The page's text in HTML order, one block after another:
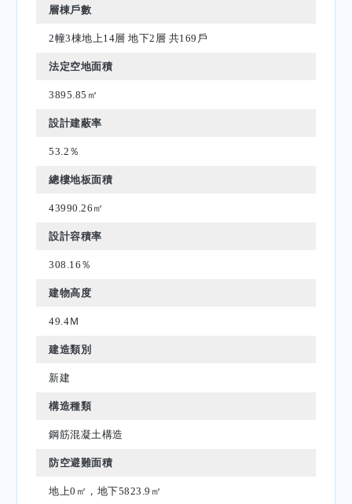
層棟戶數
2幢3棟地上14層 地下2層 共169戶
法定空地面積
3895.85㎡
設計建蔽率
53.2％
總樓地板面積
43990.26㎡
設計容積率
308.16％
建物高度
49.4Ｍ
建造類別
新建
構造種類
鋼筋混凝土構造
防空避難面積
地上0㎡，地下5823.9㎡